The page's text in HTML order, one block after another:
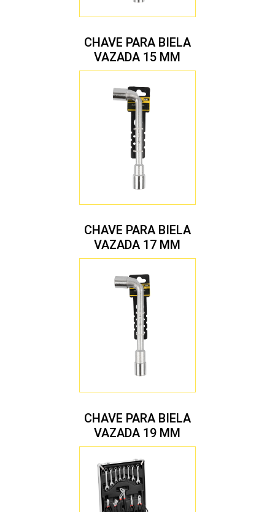
CHAVE PARA BIELA
VAZADA 15 MM
CHAVE PARA BIELA
VAZADA 17 MM
CHAVE PARA BIELA
VAZADA 19 MM